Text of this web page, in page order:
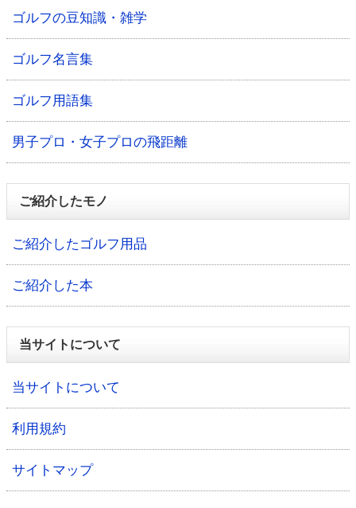
ゴルフの豆知識・雑学
ゴルフ名言集
ゴルフ用語集
男子プロ・女子プロの飛距離
ご紹介したモノ
ご紹介したゴルフ用品
ご紹介した本
当サイトについて
当サイトについて
利用規約
サイトマップ